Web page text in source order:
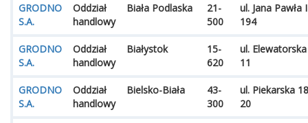
GRODNO
S.A.
Oddział
handlowy
Biała Podlaska
21-
500
ul. Jana Pawła
194
GRODNO
S.A.
Oddział
handlowy
Białystok
15-
620
ul. Elewatorska
11
GRODNO
S.A.
Oddział
handlowy
Bielsko-Biała
43-
300
ul. Piekarska
20